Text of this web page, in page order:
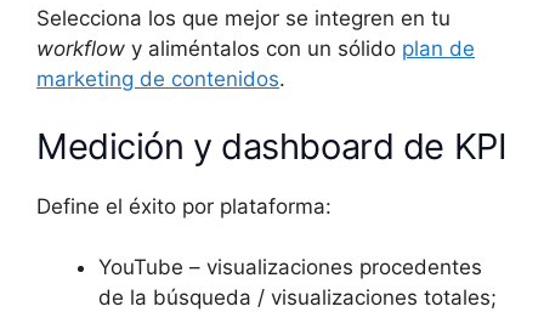
Selecciona los que mejor se integren en tu
workflow y aliméntalos con un sólido plan de
marketing de contenidos.
Medición y dashboard de KPI
Define el éxito por plataforma:
YouTube – visualizaciones procedentes
de la búsqueda / visualizaciones totales;